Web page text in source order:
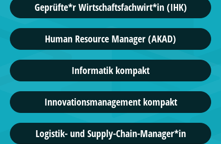
Geprüfte*r Wirtschaftsfachwirt*in (IHK)
Human Resource Manager (AKAD)
Informatik kompakt
Innovationsmanagement kompakt
Logistik- und Supply-Chain-Manager*in